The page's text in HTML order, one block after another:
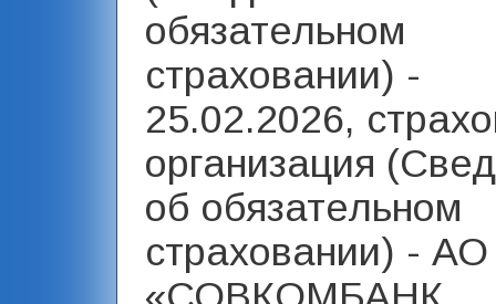
обязательном
страховании) -
25.02.2026,
организация
об обязательном
страховании) - АО